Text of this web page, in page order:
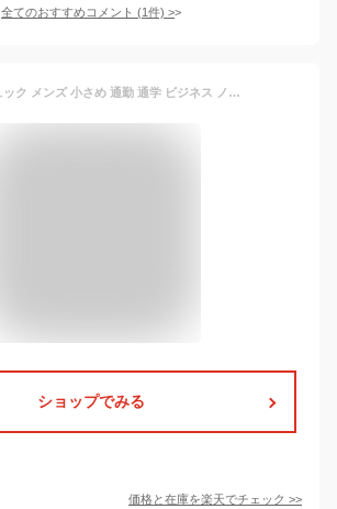
全てのおすすめコメント (1件) >
ビジネスリュック メンズ 小さめ 通勤 通学 ビジネス ノート pc パソコン 軽量 薄型 小さめ A4サイズ スリム リュックサック シンプル 5ポケット 薄い おしゃれ 黒 カジュアル ミニマリスト バックパック レディース ユニセックス 学生 仕事 出張 プライベート 50代 40代
ショップでみる
価格と在庫を楽天でチェック >>